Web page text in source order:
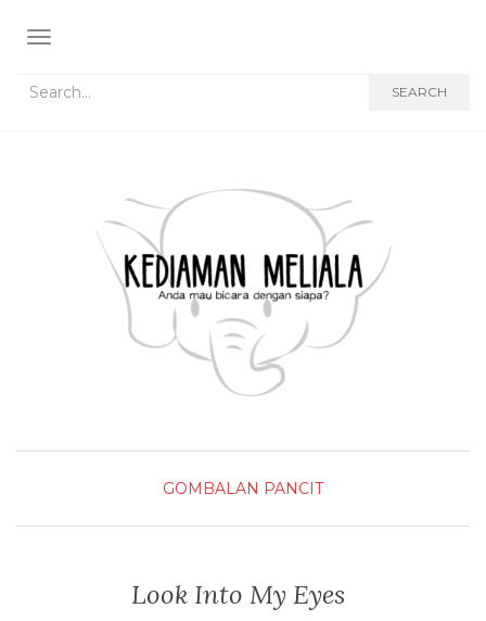
TOGGLE NAVIGATION
Search for: SEARCH
GOMBALAN PANCIT
Look Into My Eyes